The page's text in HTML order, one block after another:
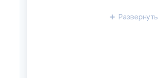
Развернуть